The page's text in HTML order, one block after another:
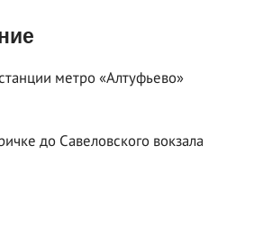
метро «Алтуфьево»
до Савеловского вокзала